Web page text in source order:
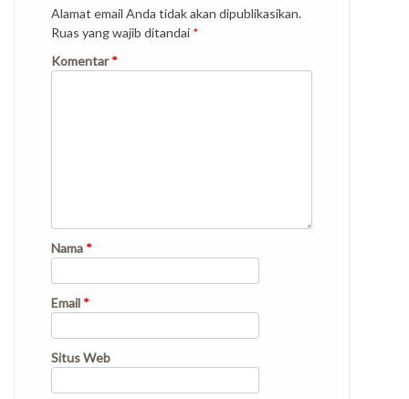
Alamat email Anda tidak akan dipublikasikan.
Ruas yang wajib ditandai *
Komentar*
Nama *
Email *
Situs Web